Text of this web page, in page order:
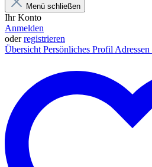
Menü schließen
Ihr Konto
Anmelden
oderregistrieren
Übersicht Persönliches Profil Adressen